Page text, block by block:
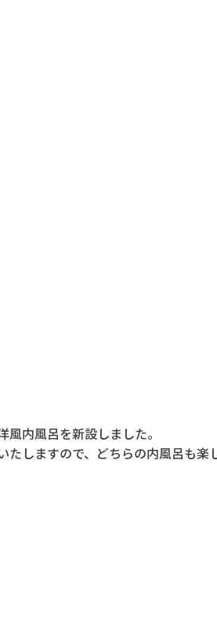
内風呂を新設しました。
しますので、どちらの内風呂も楽